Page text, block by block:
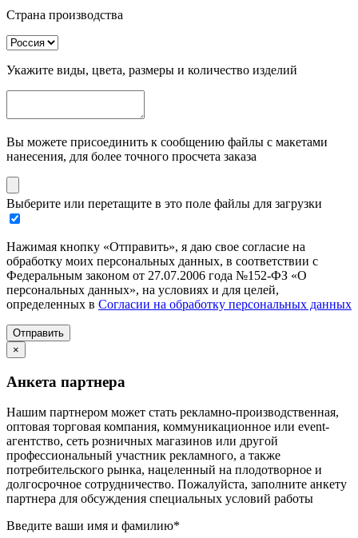
Страна производства
Укажите виды, цвета, размеры и количество изделий
Вы можете присоединить к сообщению файлы с макетами
нанесения, для более точного просчета заказа
Выберите или перетащите в это поле файлы для загрузки
Нажимая кнопку «Отправить», я даю свое согласие на
обработку моих персональных данных, в соответствии с
Федеральным законом от 27.07.2006 года №152-ФЗ «О
персональных данных», на условиях и для целей,
определенных в Согласии на обработку персональных данных
Отправить
×
Анкета партнера
Нашим партнером может стать рекламно-производственная,
оптовая торговая компания, коммуникационное или event-
агентство, сеть розничных магазинов или другой
профессиональный участник рекламного, а также
потребительского рынка, нацеленный на плодотворное и
долгосрочное сотрудничество. Пожалуйста, заполните анкету
партнера для обсуждения специальных условий работы
Введите ваши имя и фамилию*